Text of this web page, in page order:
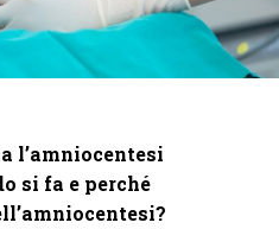
l’amniocentesi
si fa e perché